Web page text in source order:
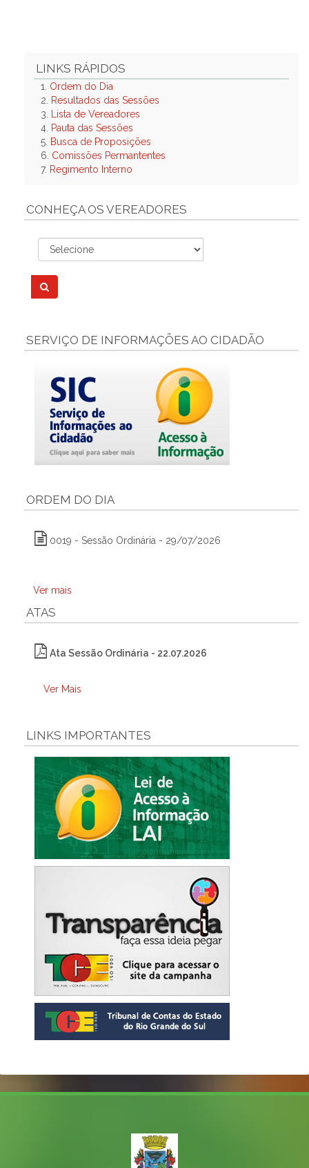
LINKS RÁPIDOS
1. Ordem do Dia
2.
Resultados das Sessões
3.
Lista de Vereadores
4. Pauta das Sessões
5. Busca de Proposições
6. Comissões Permantentes
7. Regimento Interno
CONHEÇA OS VEREADORES
SERVIÇO DE INFORMAÇÕES AO CIDADÃO
ORDEM DO DIA
0019 - Sessão Ordinária - 29/07/2026
Ver mais
ATAS
Ata Sessão Ordinária - 22.07.2026
Ver Mais
LINKS IMPORTANTES